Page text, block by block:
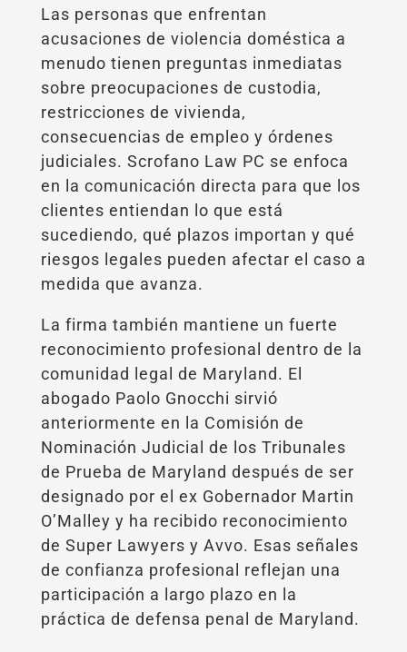
Las personas que enfrentan
acusaciones de violencia doméstica a
menudo tienen preguntas inmediatas
sobre preocupaciones de custodia,
restricciones de vivienda,
consecuencias de empleo y órdenes
judiciales. Scrofano Law PC se enfoca
en la comunicación directa para que los
clientes entiendan lo que está
sucediendo, qué plazos importan y qué
riesgos legales pueden afectar el caso a
medida que avanza.
La firma también mantiene un fuerte
reconocimiento profesional dentro de la
comunidad legal de Maryland. El
abogado Paolo Gnocchi sirvió
anteriormente en la Comisión de
Nominación Judicial de los Tribunales
de Prueba de Maryland después de ser
designado por el ex Gobernador Martin
O’Malley y ha recibido reconocimiento
de Super Lawyers y Avvo. Esas señales
de confianza profesional reflejan una
participación a largo plazo en la
práctica de defensa penal de Maryland.